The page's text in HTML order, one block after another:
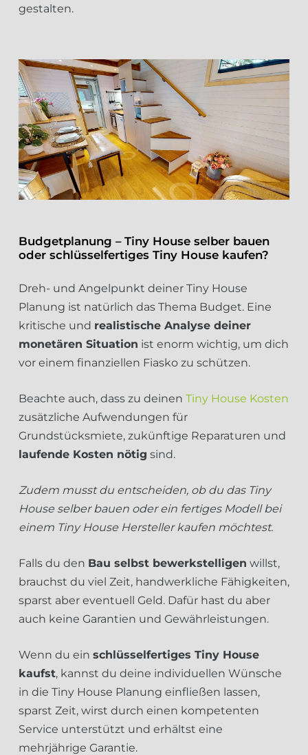
gestalten.
Budgetplanung – Tiny House selber bauen
oder schlüsselfertiges Tiny House kaufen?
Dreh- und Angelpunkt deiner Tiny House
Planung ist natürlich das Thema Budget. Eine
kritische und realistische Analyse deiner
monetären Situation ist enorm wichtig, um dich
vor einem finanziellen Fiasko zu schützen.
Beachte auch, dass zu deinen Tiny House Kosten
zusätzliche Aufwendungen für
Grundstücksmiete, zukünftige Reparaturen und
laufende Kosten nötig sind.
Zudem musst du entscheiden, ob du das Tiny
House selber bauen oder ein fertiges Modell bei
einem Tiny House Hersteller kaufen möchtest.
Falls du den Bau selbst bewerkstelligen willst,
brauchst du viel Zeit, handwerkliche Fähigkeiten,
sparst aber eventuell Geld. Dafür hast du aber
auch keine Garantien und Gewährleistungen.
Wenn du ein schlüsselfertiges Tiny House
kaufst, kannst du deine individuellen Wünsche
in die Tiny House Planung einfließen lassen,
sparst Zeit, wirst durch einen kompetenten
Service unterstützt und erhältst eine
mehrjährige Garantie.